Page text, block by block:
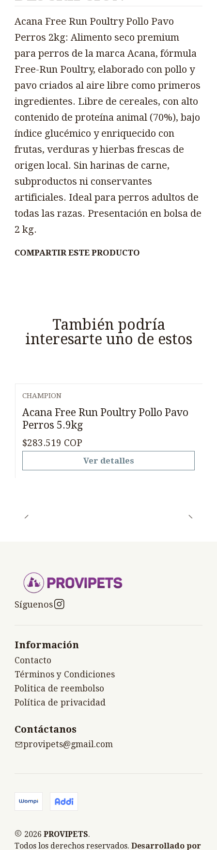
Acana Free Run Poultry Pollo Pavo
Perros 2kg: Alimento seco premium
para perros de la marca Acana, fórmula
Free-Run Poultry, elaborado con pollo y
pavo criados al aire libre como primeros
ingredientes. Libre de cereales, con alto
contenido de proteína animal (70%), bajo
índice glucémico y enriquecido con
frutas, verduras y hierbas frescas de
origen local. Sin harinas de carne,
subproductos ni conservantes
artificiales. Ideal para perros adultos de
todas las razas. Presentación en bolsa de
2 kg.
COMPARTIR ESTE PRODUCTO
También podría
interesarte uno de estos
CHAMPION
Acana Free Run Poultry Pollo Pavo
Perros 5.9kg
$283.519 COP
Ver detalles
Síguenos
Información
Contacto
Términos y Condiciones
Politica de reembolso
Política de privacidad
Contáctanos
provipets@gmail.com
2026 PROVIPETS.
Todos los derechos reservados. Desarrollado por